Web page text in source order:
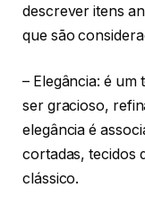
descrever itens
que são
– Elegância: é um
ser gracioso,
elegância é
cortadas, tecidos
clássico.